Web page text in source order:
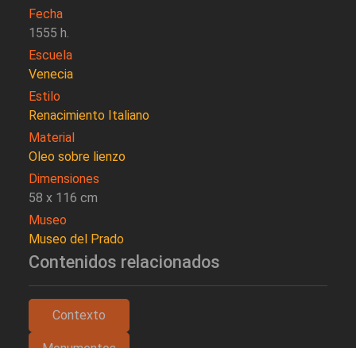
Fecha
1555 h.
Escuela
Venecia
Estilo
Renacimiento Italiano
Material
Oleo sobre lienzo
Dimensiones
58 x 116 cm
Museo
Museo del Prado
Contenidos relacionados
Contexto